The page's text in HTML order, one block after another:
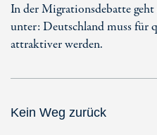
In der Migrationsdebatte
unter: Deutschland muss für
attraktiver werden.
Kein Weg zurück